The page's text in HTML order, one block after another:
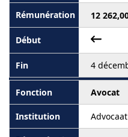
12
4
Avocat